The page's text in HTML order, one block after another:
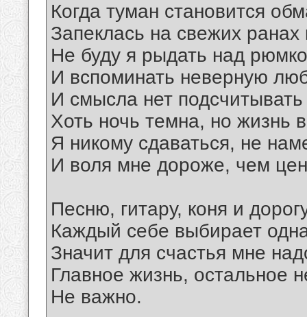
Когда туман становится
Запеклась на свежих ранах
Не буду я рыдать над
И вспоминать неверную
И смысла нет подсчитывать
Хоть ночь темна, но жизнь
Я никому сдаваться, не
И воля мне дороже, чем
Песню, гитару, коня и
Каждый себе выбирает
Значит для счастья мне
Главное жизнь, остальное
Не важно.